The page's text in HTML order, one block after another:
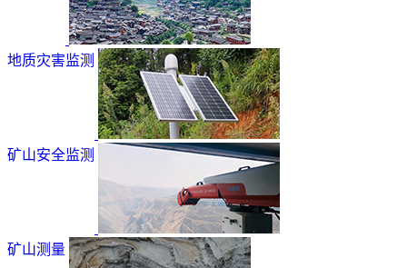
地质灾害监测
矿山安全监测
矿山测量